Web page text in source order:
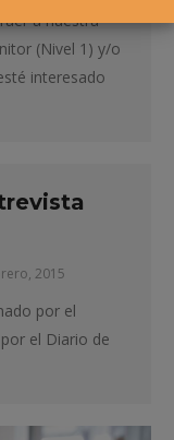
a nuestra
(Nivel 1) y/o
interesado
2015
por el
el Diario de